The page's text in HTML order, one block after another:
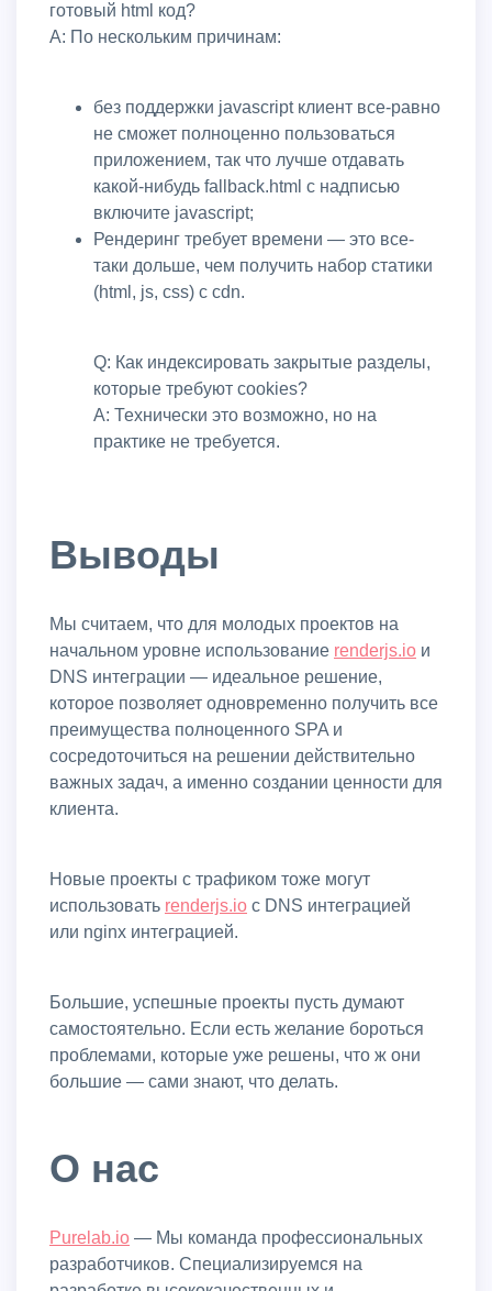
готовый html код?
A: По нескольким причинам:
без поддержки javascript клиент все-равно
не сможет полноценно пользоваться
приложением, так что лучше отдавать
какой-нибудь fallback.html с надписью
включите javascript;
рендеринг требует времени — это все-
таки дольше, чем получить набор статики
(html, js, css) с cdn.
Q: Как индексировать закрытые разделы,
которые требуют cookies?
A: Технически это возможно, но на
практике не требуется.
Выводы
Мы считаем, что для молодых проектов на
начальном уровне использование renderjs.io и
DNS интеграции — идеальное решение,
которое позволяет одновременно получить все
преимущества полноценного SPA и
сосредоточиться на решении действительно
важных задач, а именно создании ценности для
клиента.
Новые проекты с трафиком тоже могут
использовать renderjs.io с DNS интеграцией
или nginx интеграцией.
Большие, успешные проекты пусть думают
самостоятельно. Если есть желание бороться
проблемами, которые уже решены, что ж они
большие — сами знают, что делать.
О нас
purelab.io — Мы команда профессиональных
разработчиков. Специализируемся на